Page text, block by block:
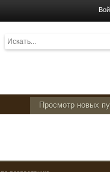
Просмотр новых